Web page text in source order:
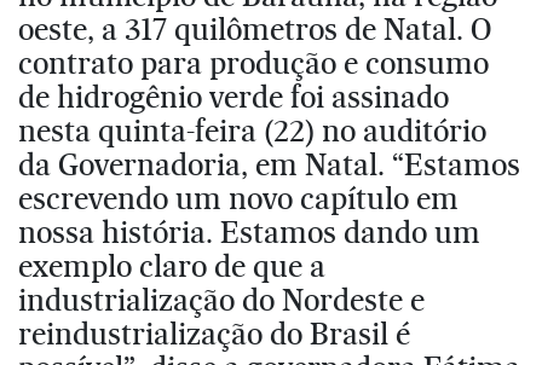
oeste, a 317 quilômetros de Natal. O
contrato para produção e consumo
de hidrogênio verde foi assinado
nesta quinta-feira (22) no auditório
da Governadoria, em Natal. “Estamos
escrevendo um novo capítulo em
nossa história. Estamos dando um
exemplo claro de que a
industrialização do Nordeste e
reindustrialização do Brasil é